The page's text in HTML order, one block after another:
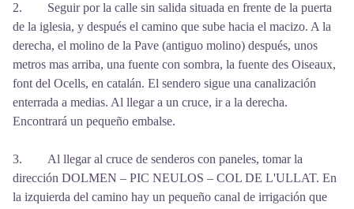
2. Seguir por la calle sin salida situada en frente de la puerta
de la iglesia, y después el camino que sube hacia el macizo. A la
derecha, el molino de la Pave (antiguo molino) después, unos
metros mas arriba, una fuente con sombra, la fuente des Oiseaux,
font del Ocells, en catalán. El sendero sigue una canalización
enterrada a medias. Al llegar a un cruce, ir a la derecha.
Encontrará un pequeño embalse.
3. Al llegar al cruce de senderos con paneles, tomar la
dirección DOLMEN – PIC NEULOS – COL DE L'ULLAT. En
la izquierda del camino hay un pequeño canal de irrigación que